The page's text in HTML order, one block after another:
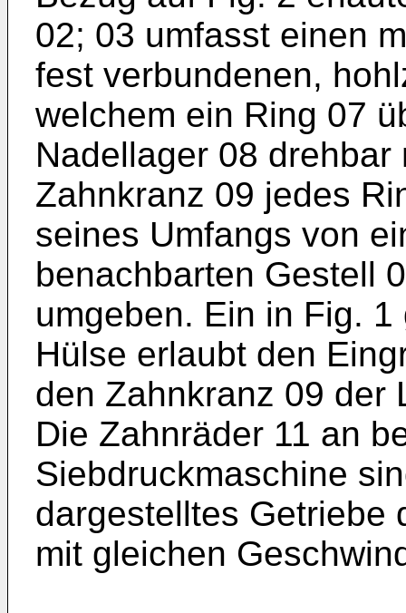
02; 03 umfasst einen
fest verbundenen,
welchem ein Ring 07
Nadellager 08
Zahnkranz 09 jedes
seines Umfangs von
benachbarten Gestell
umgeben. Ein in Fig.
Hülse erlaubt den
den Zahnkranz 09 der
Die Zahnräder 11 an
Siebdruckmaschine
dargestelltes Getriebe
mit gleichen